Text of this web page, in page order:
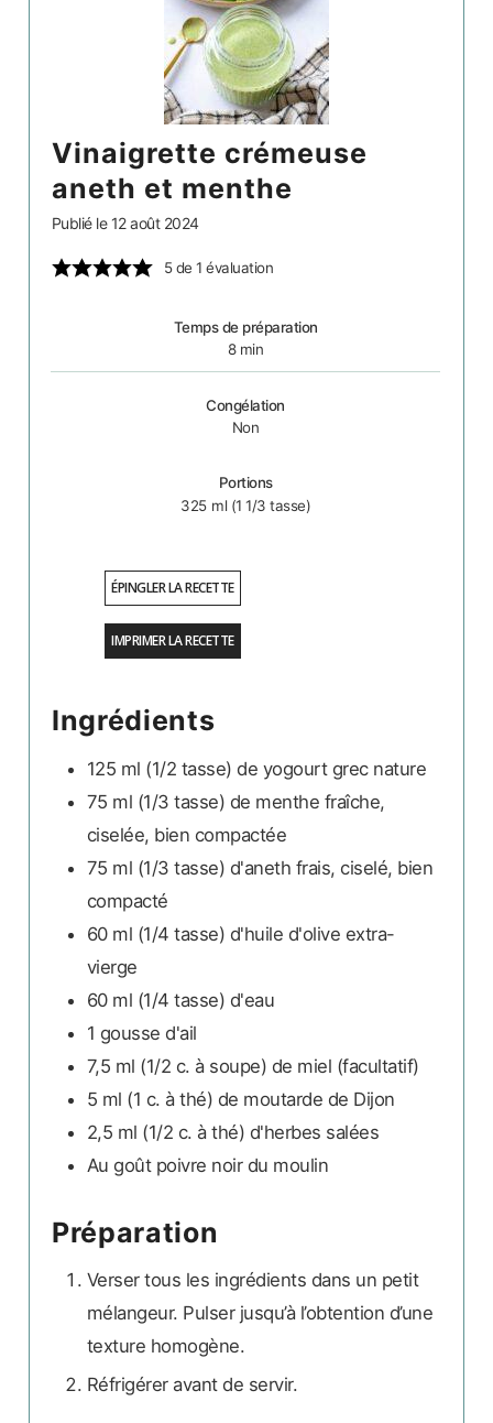
vinaigrette crémeuse
aneth et menthe
Publié le 12 août 2024
5de 1 évaluation
Temps de préparation
8 min
Congélation
Non
Portions
325 ml (1 1/3 tasse)
ÉPINGLER LA RECETTE
IMPRIMER LA RECETTE
Ingrédients
125 ml (1/2 tasse) de yogourt grec nature
75 ml (1/3 tasse) de menthe fraîche,
ciselée, bien compactée
75 ml (1/3 tasse) d'aneth frais, ciselé, bien
compacté
60 ml (1/4 tasse) d'huile d'olive extra-
vierge
60 ml (1/4 tasse) d'eau
1 gousse d'ail
7,5 ml (1/2 c. à soupe) de miel (facultatif)
5 ml (1 c. à thé) de moutarde de Dijon
2,5 ml (1/2 c. à thé) d'herbes salées
Au goût poivre noir du moulin
Préparation
Verser tous les ingrédients dans un petit
mélangeur. Pulser jusqu’à l’obtention d’une
texture homogène.
Réfrigérer avant de servir.